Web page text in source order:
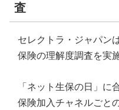
査
セレクトラ・ジャパン
保険の理解度調査を実
「ネット生保の日」に
保険加入チャネルごと